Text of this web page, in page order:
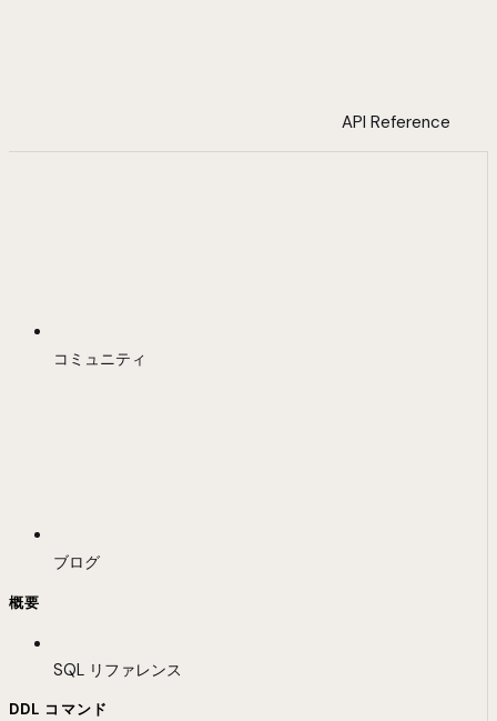
API Reference
コミュニティ
ブログ
概要
SQL リファレンス
DDL コマンド